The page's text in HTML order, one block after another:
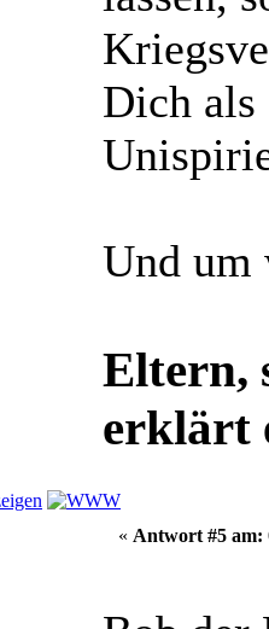
Dich
Und um
Eltern,
erklärt
« Antwort #5 am: